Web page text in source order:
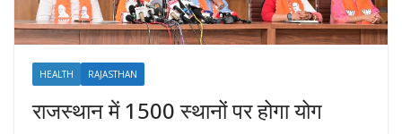
HEALTH RAJASTHAN
राजस्थान में 1500 स्थानों पर होगा योग